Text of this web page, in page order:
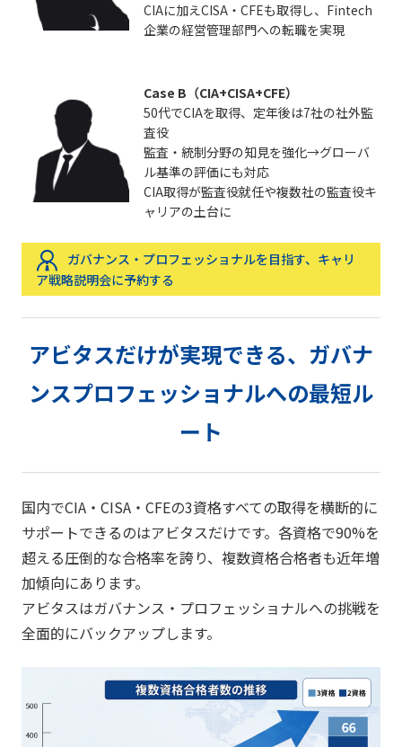
CIAに加えCISA・CFEも取得し、Fintech
企業の経営管理部門への転職を実現
Case B（CIA+CISA+CFE）
50代でCIAを取得、定年後は7社の社外監
査役
監査・統制分野の知見を強化→グローバ
ル基準の評価にも対応
CIA取得が監査役就任や複数社の監査役キ
ャリアの土台に
ガバナンス・プロフェッショナルを目指す、キャリ
ア戦略説明会に予約する
アビタスだけが実現できる、ガバナ
ンスプロフェッショナルへの最短ル
ート
国内でCIA・CISA・CFEの3資格すべての取得を横断的に
サポートできるのはアビタスだけです。各資格で90%を
超える圧倒的な合格率を誇り、複数資格合格者も近年増
加傾向にあります。
アビタスはガバナンス・プロフェッショナルへの挑戦を
全面的にバックアップします。